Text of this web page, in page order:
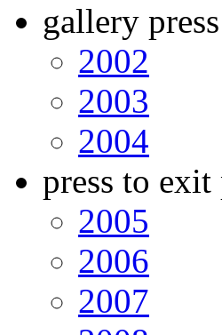
gallery
2002
2003
2004
press to exit
2005
2006
2007